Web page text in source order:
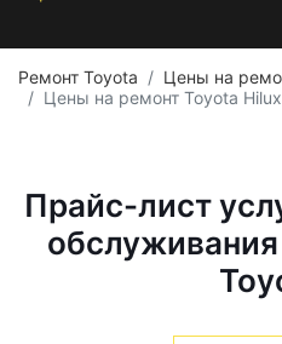
Ремонт Toyota
Цены на
Цены на ремонт Toyota Hilux
Прайс-лист